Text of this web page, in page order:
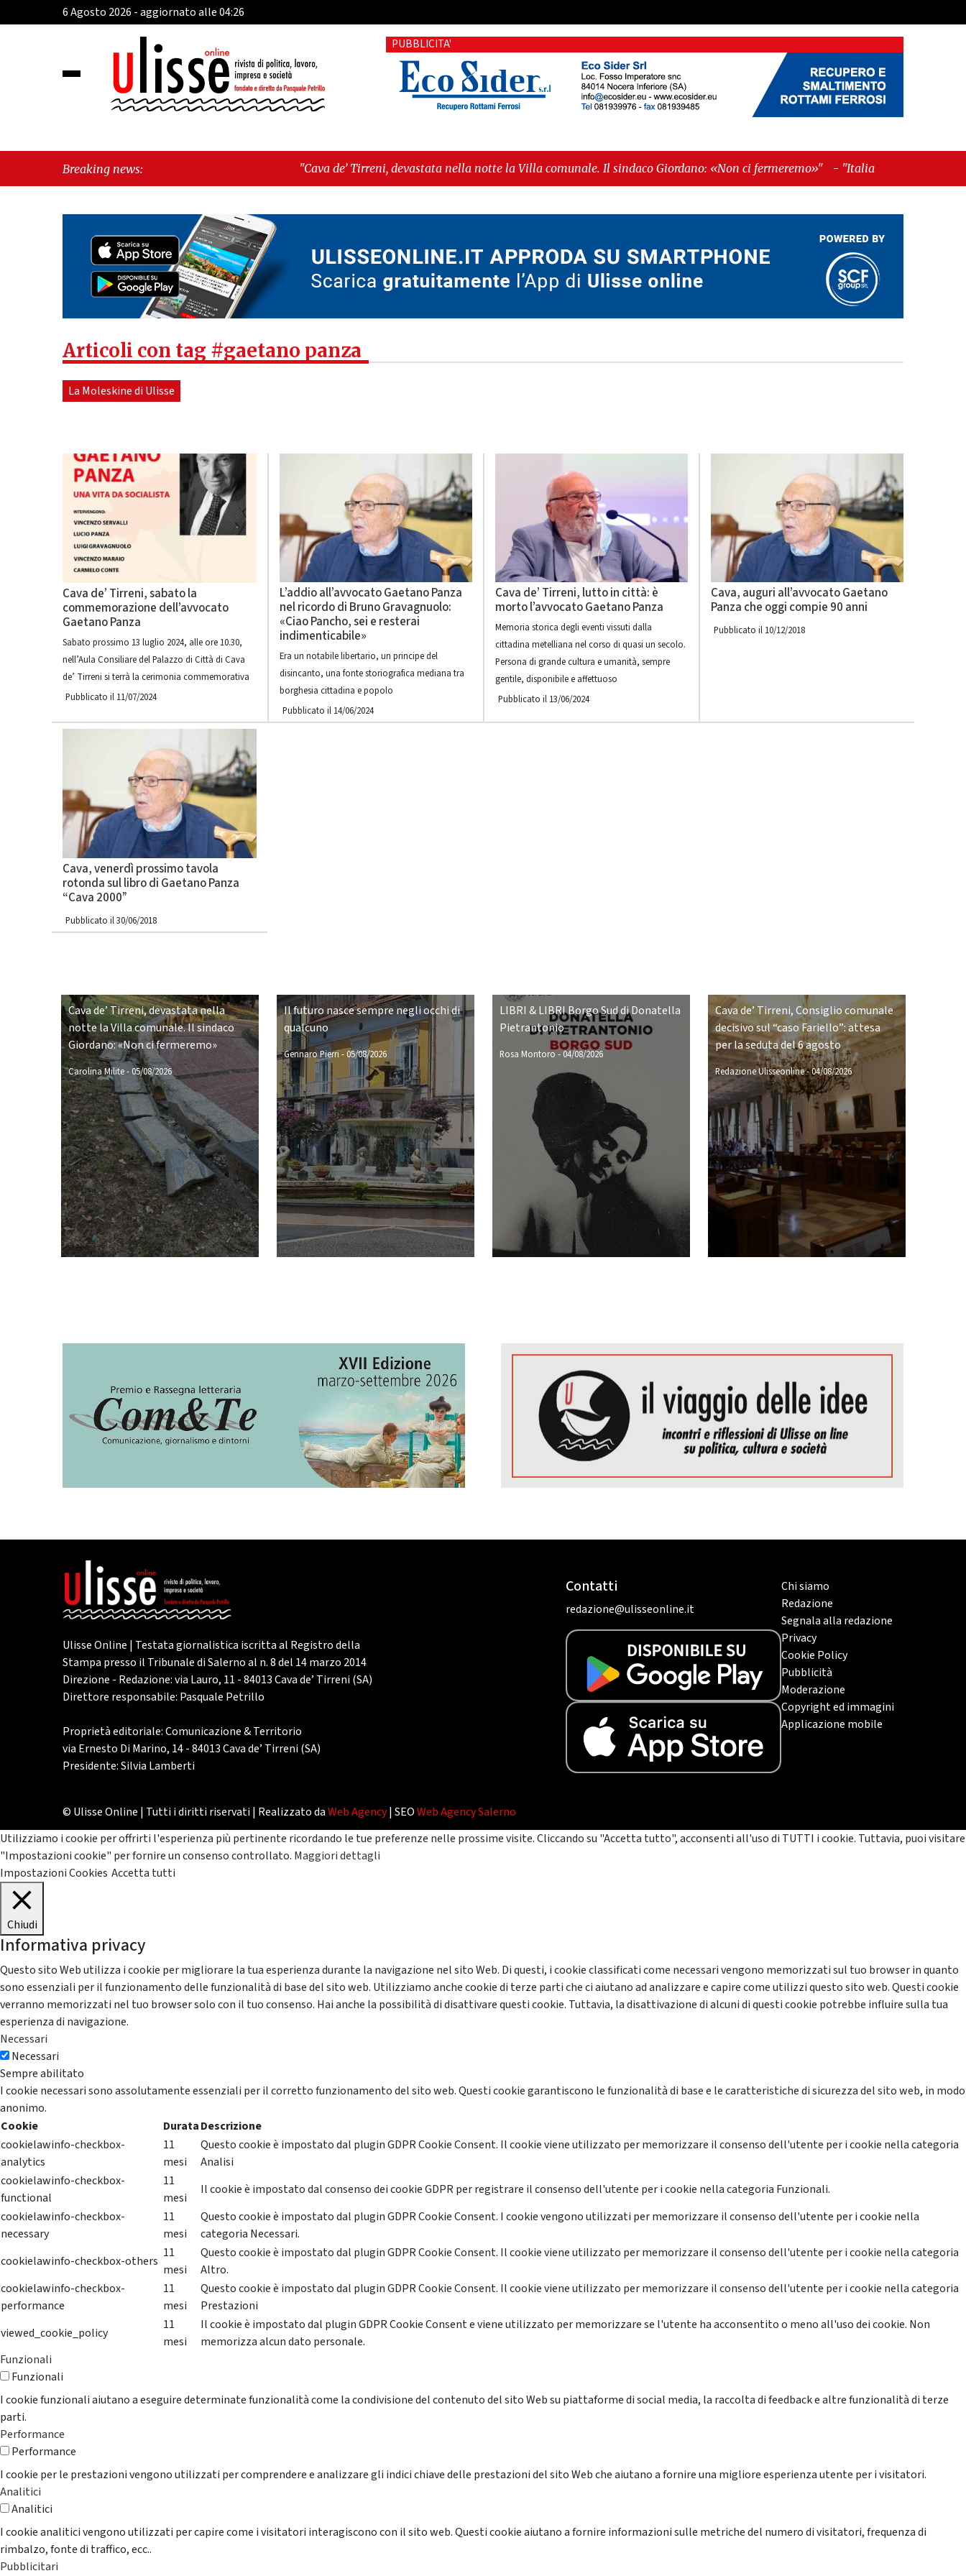
6 Agosto 2026 - aggiornato alle 04:26
PUBBLICITA'
Breaking news: "Cava de’ Tirreni, devastata nella notte la Villa comunale. Il sindaco Giordano: «Non ci fermeremo»" - "Italia sospesa tra identità,
fragilità sociali e pressioni economiche"
Articoli con tag #gaetano panza
La Moleskine di Ulisse
Cava de’ Tirreni, sabato la
commemorazione dell’avvocato
Gaetano Panza
Sabato prossimo 13 luglio 2024, alle ore 10.30,
nell’Aula Consiliare del Palazzo di Città di Cava
de’ Tirreni si terrà la cerimonia commemorativa
Pubblicato il 11/07/2024
L’addio all’avvocato Gaetano Panza
nel ricordo di Bruno Gravagnuolo:
«Ciao Pancho, sei e resterai
indimenticabile»
Era un notabile libertario, un principe del
disincanto, una fonte storiografica mediana tra
borghesia cittadina e popolo
Pubblicato il 14/06/2024
Cava de’ Tirreni, lutto in città: è
morto l’avvocato Gaetano Panza
Memoria storica degli eventi vissuti dalla
cittadina metelliana nel corso di quasi un secolo.
Persona di grande cultura e umanità, sempre
gentile, disponibile e affettuoso
Pubblicato il 13/06/2024
Cava, auguri all’avvocato Gaetano
Panza che oggi compie 90 anni
Pubblicato il 10/12/2018
Cava, venerdì prossimo tavola
rotonda sul libro di Gaetano Panza
“Cava 2000”
Pubblicato il 30/06/2018
Cava de’ Tirreni, devastata nella
notte la Villa comunale. Il sindaco
Giordano: «Non ci fermeremo»
Carolina Milite- 05/08/2026
Il futuro nasce sempre negli occhi di
qualcuno
Gennaro Pierri -05/08/2026
LIBRI & LIBRI Borgo Sud di Donatella
Pietrantonio
Rosa Montoro-04/08/2026
Cava de’ Tirreni, Consiglio comunale
decisivo sul “caso Fariello”: attesa
per la seduta del 6 agosto
Redazione Ulisseonline-04/08/2026
Ulisse Online | Testata giornalistica iscritta al Registro della
Stampa presso il Tribunale di Salerno al n. 8 del 14 marzo 2014
Direzione - Redazione: via Lauro, 11 - 84013 Cava de’ Tirreni (SA)
Direttore responsabile: Pasquale Petrillo
Proprietà editoriale: Comunicazione & Territorio
via Ernesto Di Marino, 14 - 84013 Cava de’ Tirreni (SA)
Presidente: Silvia Lamberti
Contatti
redazione@ulisseonline.it
Chi siamo
Redazione
Segnala alla redazione
Privacy
Cookie Policy
Pubblicità
Moderazione
Copyright ed immagini
Applicazione mobile
© Ulisse Online | Tutti i diritti riservati | Realizzato daWeb Agency| SEOWeb Agency Salerno
Utilizziamo i cookie per offrirti l'esperienza più pertinente ricordando le tue preferenze nelle prossime visite. Cliccando su "Accetta tutto", acconsenti all'uso di TUTTI i cookie. Tuttavia, puoi visitare
"Impostazioni cookie" per fornire un consenso controllato. Maggiori dettagli
Impostazioni Cookies Accetta tutti
Chiudi
Informativa privacy
Questo sito Web utilizza i cookie per migliorare la tua esperienza durante la navigazione nel sito Web. Di questi, i cookie classificati come necessari vengono memorizzati sul tuo browser in quanto
sono essenziali per il funzionamento delle funzionalità di base del sito web. Utilizziamo anche cookie di terze parti che ci aiutano ad analizzare e capire come utilizzi questo sito web. Questi cookie
verranno memorizzati nel tuo browser solo con il tuo consenso. Hai anche la possibilità di disattivare questi cookie. Tuttavia, la disattivazione di alcuni di questi cookie potrebbe influire sulla tua
esperienza di navigazione.
Necessari
Necessari
Sempre abilitato
I cookie necessari sono assolutamente essenziali per il corretto funzionamento del sito web. Questi cookie garantiscono le funzionalità di base e le caratteristiche di sicurezza del sito web, in modo
anonimo.
Cookie
DurataDescrizione
cookielawinfo-checkbox-
analytics
11
mesi
Questo cookie è impostato dal plugin GDPR Cookie Consent. Il cookie viene utilizzato per memorizzare il consenso dell'utente per i cookie nella categoria
Analisi
cookielawinfo-checkbox-
functional
11
mesi
Il cookie è impostato dal consenso dei cookie GDPR per registrare il consenso dell'utente per i cookie nella categoria Funzionali.
cookielawinfo-checkbox-
necessary
11
mesi
Questo cookie è impostato dal plugin GDPR Cookie Consent. I cookie vengono utilizzati per memorizzare il consenso dell'utente per i cookie nella
categoria Necessari.
cookielawinfo-checkbox-others
11
mesi
Questo cookie è impostato dal plugin GDPR Cookie Consent. Il cookie viene utilizzato per memorizzare il consenso dell'utente per i cookie nella categoria
Altro.
cookielawinfo-checkbox-
performance
11
mesi
Questo cookie è impostato dal plugin GDPR Cookie Consent. Il cookie viene utilizzato per memorizzare il consenso dell'utente per i cookie nella categoria
Prestazioni
viewed_cookie_policy
11
mesi
Il cookie è impostato dal plugin GDPR Cookie Consent e viene utilizzato per memorizzare se l'utente ha acconsentito o meno all'uso dei cookie. Non
memorizza alcun dato personale.
Funzionali
Funzionali
I cookie funzionali aiutano a eseguire determinate funzionalità come la condivisione del contenuto del sito Web su piattaforme di social media, la raccolta di feedback e altre funzionalità di terze
parti.
Performance
Performance
I cookie per le prestazioni vengono utilizzati per comprendere e analizzare gli indici chiave delle prestazioni del sito Web che aiutano a fornire una migliore esperienza utente per i visitatori.
Analitici
Analitici
I cookie analitici vengono utilizzati per capire come i visitatori interagiscono con il sito web. Questi cookie aiutano a fornire informazioni sulle metriche del numero di visitatori, frequenza di
rimbalzo, fonte di traffico, ecc..
Pubblicitari